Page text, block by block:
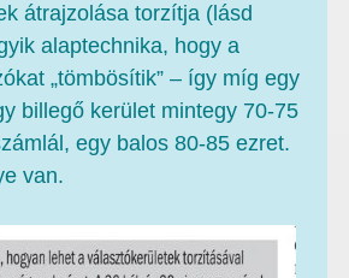
átrajzolása torzítja (lásd
alaptechnika, hogy a
„tömbösítik” – így míg egy
billegő kerület mintegy 70-75
egy balos 80-85 ezret.
van.